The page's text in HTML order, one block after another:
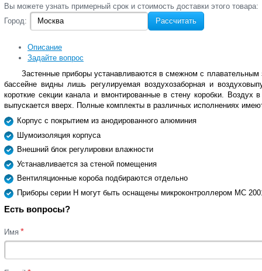
Вы‌ можете‌ узнать‌ примерный срок и стоимость‌ доставки этого товара:
Город:
Рассчитать
Описание
Задайте вопрос
Застенные приборы устанавливаются в смежном с
бассейне видны лишь регулируемая воздухозаборная и
короткие секции канала и вмонтированные в стену коробки.
выпускается вверх. Полные комплекты в различных исполнениях
Корпус с покрытием из анодированного алюминия
Шумоизоляция корпуса
Внешний блок регулировки влажности
Устанавливается за стеной помещения
Вентиляционные короба подбираются отдельно
Приборы серии H могут быть оснащены микроконтроллером MC
Есть вопросы?
Имя *